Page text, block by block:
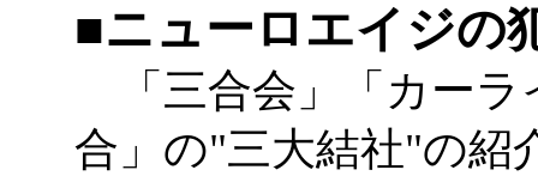
■ニューロエイジの
「三合会」「カーラ
合」の"三大結社"の紹